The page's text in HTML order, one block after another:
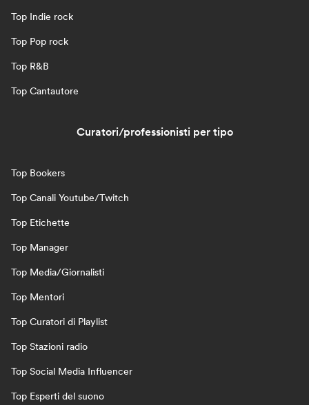
Top Indie rock
Top Pop rock
Top R&B
Top Cantautore
Curatori/professionisti per tipo
Top Bookers
Top Canali Youtube/Twitch
Top Etichette
Top Manager
Top Media/Giornalisti
Top Mentori
Top Curatori di Playlist
Top Stazioni radio
Top Social Media Influencer
Top Esperti del suono